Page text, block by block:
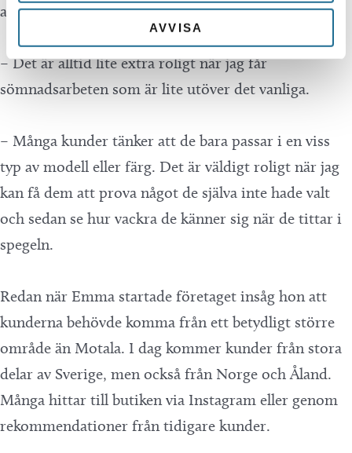
AVVISA
arbete med en enda klänning.
– Det är alltid lite extra roligt när jag får
sömnadsarbeten som är lite utöver det vanliga.
– Många kunder tänker att de bara passar i en viss
typ av modell eller färg. Det är väldigt roligt när jag
kan få dem att prova något de själva inte hade valt
och sedan se hur vackra de känner sig när de tittar i
spegeln.
Redan när Emma startade företaget insåg hon att
kunderna behövde komma från ett betydligt större
område än Motala. I dag kommer kunder från stora
delar av Sverige, men också från Norge och Åland.
Många hittar till butiken via Instagram eller genom
rekommendationer från tidigare kunder.